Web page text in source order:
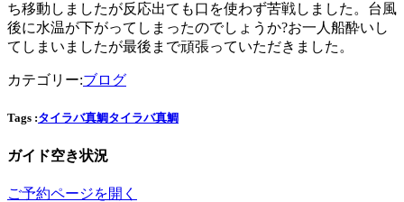
ち移動しましたが反応出ても口を使わず苦戦しました。台風
後に水温が下がってしまったのでしょうか?お一人船酔いし
てしまいましたが最後まで頑張っていただきました。
カテゴリー:ブログ
Tags :タイラバ真鯛タイラバ真鯛
ガイド空き状況
ご予約ページを開く